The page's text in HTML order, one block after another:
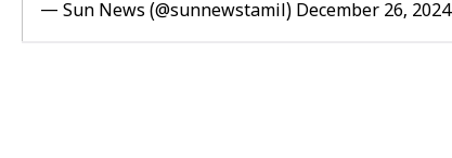
— Sun News (@sunnewstamil) December 26, 2024